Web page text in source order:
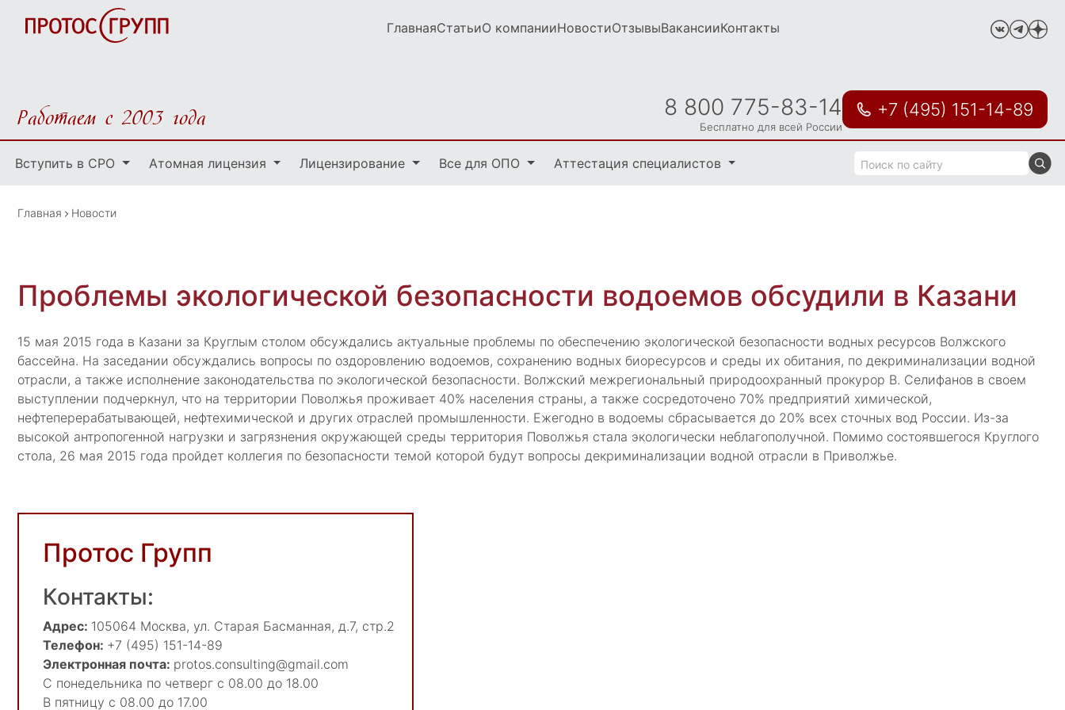
ГлавнаяСтатьиО компанииНовостиОтзывыВакансииКонтакты
Работаем с 2003 года 8 800 775-83-14
Бесплатно для всей России
+7 (495) 151-14-89
Вступить в СРО Атомная лицензия Лицензирование Все для ОПО Аттестация специалистов
Главная Новости
Проблемы экологической безопасности водоемов обсудили в Казани
15 мая 2015 года в Казани за Круглым столом обсуждались актуальные проблемы по обеспечению экологической безопасности водных ресурсов Волжского
бассейна. На заседании обсуждались вопросы по оздоровлению водоемов, сохранению водных биоресурсов и среды их обитания, по декриминализации водной
отрасли, а также исполнение законодательства по экологической безопасности. Волжский межрегиональный природоохранный прокурор В. Селифанов в своем
выступлении подчеркнул, что на территории Поволжья проживает 40% населения страны, а также сосредоточено 70% предприятий химической,
нефтеперерабатывающей, нефтехимической и других отраслей промышленности. Ежегодно в водоемы сбрасывается до 20% всех сточных вод России. Из-за
высокой антропогенной нагрузки и загрязнения окружающей среды территория Поволжья стала экологически неблагополучной. Помимо состоявшегося Круглого
стола, 26 мая 2015 года пройдет коллегия по безопасности темой которой будут вопросы декриминализации водной отрасли в Приволжье.
Протос Групп
Контакты:
Адрес: 105064 Москва, ул. Старая Басманная, д.7, стр.2
Телефон: +7 (495) 151-14-89
Электронная почта: protos.consulting@gmail.com
С понедельника по четверг с 08.00 до 18.00
В пятницу с 08.00 до 17.00